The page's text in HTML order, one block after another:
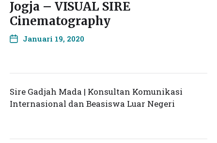
Jogja – VISUAL SIRE
Cinematography
Januari 19, 2020
Sire Gadjah Mada | Konsultan Komunikasi
Internasional dan Beasiswa Luar Negeri